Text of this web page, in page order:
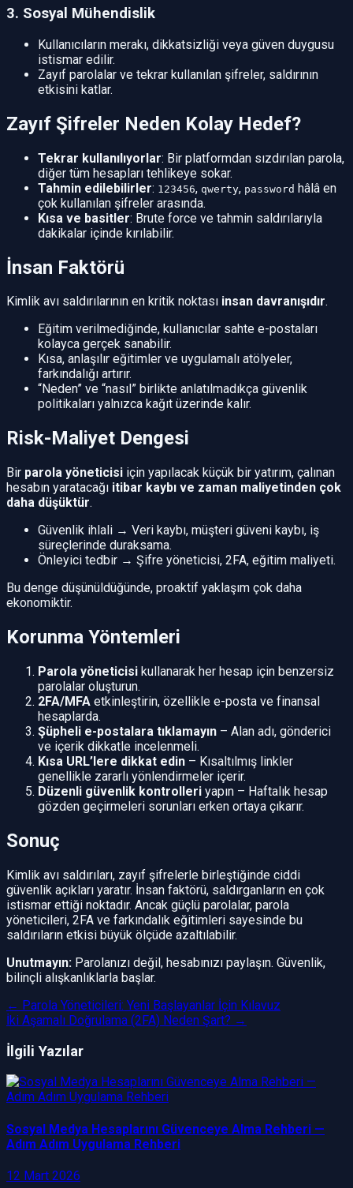
3. Sosyal Mühendislik
Kullanıcıların merakı, dikkatsizliği veya güven duygusu
istismar edilir.
Zayıf parolalar ve tekrar kullanılan şifreler, saldırının
etkisini katlar.
Zayıf Şifreler Neden Kolay Hedef?
Tekrar kullanılıyorlar: Bir platformdan sızdırılan parola,
diğer tüm hesapları tehlikeye sokar.
Tahmin edilebilirler: 123456, qwerty, password hâlâ en
çok kullanılan şifreler arasında.
Kısa ve basitler: Brute force ve tahmin saldırılarıyla
dakikalar içinde kırılabilir.
İnsan Faktörü
Kimlik avı saldırılarının en kritik noktası insan davranışıdır.
Eğitim verilmediğinde, kullanıcılar sahte e-postaları
kolayca gerçek sanabilir.
Kısa, anlaşılır eğitimler ve uygulamalı atölyeler,
farkındalığı artırır.
“Neden” ve “nasıl” birlikte anlatılmadıkça güvenlik
politikaları yalnızca kağıt üzerinde kalır.
Risk-Maliyet Dengesi
Bir parola yöneticisi için yapılacak küçük bir yatırım, çalınan
hesabın yaratacağı itibar kaybı ve zaman maliyetinden çok
daha düşüktür.
Güvenlik ihlali → Veri kaybı, müşteri güveni kaybı, iş
süreçlerinde duraksama.
Önleyici tedbir → Şifre yöneticisi, 2FA, eğitim maliyeti.
Bu denge düşünüldüğünde, proaktif yaklaşım çok daha
ekonomiktir.
Korunma Yöntemleri
Parola yöneticisi kullanarak her hesap için benzersiz
parolalar oluşturun.
2FA/MFA etkinleştirin, özellikle e-posta ve finansal
hesaplarda.
Şüpheli e-postalara tıklamayın – Alan adı, gönderici
ve içerik dikkatle incelenmeli.
Kısa URL’lere dikkat edin – Kısaltılmış linkler
genellikle zararlı yönlendirmeler içerir.
Düzenli güvenlik kontrolleri yapın – Haftalık hesap
gözden geçirmeleri sorunları erken ortaya çıkarır.
Sonuç
Kimlik avı saldırıları, zayıf şifrelerle birleştiğinde ciddi
güvenlik açıkları yaratır. İnsan faktörü, saldırganların en çok
istismar ettiği noktadır. Ancak güçlü parolalar, parola
yöneticileri, 2FA ve farkındalık eğitimleri sayesinde bu
saldırıların etkisi büyük ölçüde azaltılabilir.
Unutmayın: Parolanızı değil, hesabınızı paylaşın. Güvenlik,
bilinçli alışkanlıklarla başlar.
← Parola Yöneticileri: Yeni Başlayanlar İçin Kılavuz
İki Aşamalı Doğrulama (2FA) Neden Şart? →
İlgili Yazılar
Sosyal Medya Hesaplarını Güvenceye Alma Rehberi —
Adım Adım Uygulama Rehberi
12 Mart 2026